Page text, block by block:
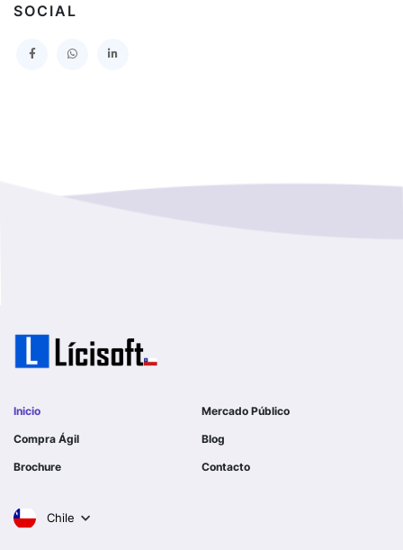
SERVICIO DE SALUD TALCAHUANO HOSPITAL DE
GOBERNACION PROVINCIAL DE TALCA
I MUNICIPALIDAD DE GORBEA
I MUNICIPALIDAD DE NINHUE
Region Del Biobio
Tarapaca
SOCIAL
Inicio Mercado Público
Compra Ágil Blog
Brochure Contacto
Chile